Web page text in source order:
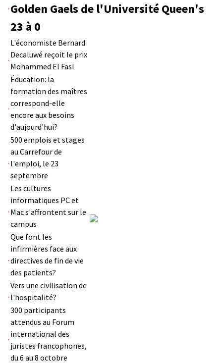
Golden Gaels de l'Université Queen's
23 à 0
L'économiste Bernard
Decaluwé reçoit le prix
Mohammed El Fasi
Éducation: la
formation des maîtres
correspond-elle
encore aux besoins
d'aujourd'hui?
500 emplois et stages
au Carrefour de
l'emploi, le 23
septembre
Les cultures
informatiques PC et
Mac s'affrontent sur le
campus
Que font les
infirmières face aux
directives de fin de vie
des patients?
Vers une civilisation de
l'hospitalité?
300 participants
attendus au Forum
international des
juristes francophones,
du 6 au 8 octobre